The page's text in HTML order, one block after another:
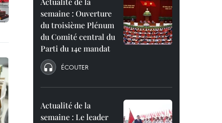
semaine : Ouverture
du troisième Plénum
du Comité central du
Parti du 14e mandat
ÉCOUTER
Actualité de la
semaine : Le leader